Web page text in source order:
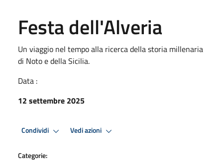
Festa dell'Alveria
Un viaggio nel tempo alla ricerca della storia millenaria
di Noto e della Sicilia.
Data :
12 settembre 2025
Condividi Vedi azioni
Categorie: